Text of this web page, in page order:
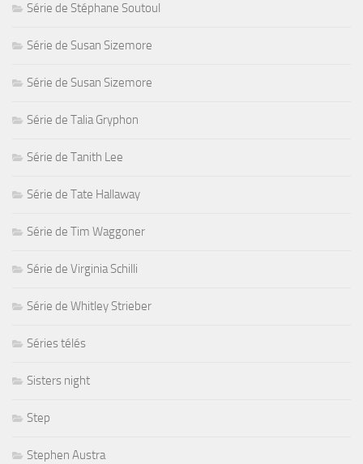
Série de Stéphane Soutoul
Série de Susan Sizemore
Série de Susan Sizemore
Série de Talia Gryphon
Série de Tanith Lee
Série de Tate Hallaway
Série de Tim Waggoner
Série de Virginia Schilli
Série de Whitley Strieber
Séries télés
Sisters night
Step
Stephen Austra